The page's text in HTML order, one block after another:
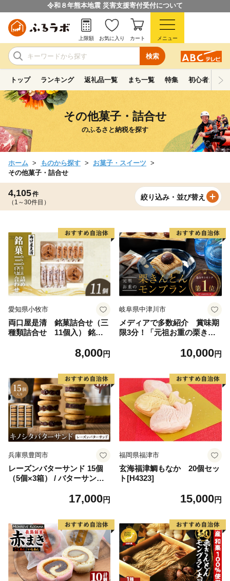
令和８年熊本地震 災害支援寄付受付について
検索
上限額 お気に入り カート メニュー
トップ ランキング 返礼品一覧 まち一覧 特集 初心者ガイド
その他菓子・詰合せ
のふるさと納税を探す
ホーム ものから探す
お菓子・スイーツ
その他菓子・詰合せ
4,105件
（1～30件目）
絞り込み・並び替え
愛知県小牧市
両口屋是清 銘菓詰合せ（三
種類詰合せ 11個入） 銘菓 3
なの路 よも山 両口屋是清 和
贈答 お土産 手土産 おやつ 常
温配送 お取り寄せ 送料無料
こしあん お祝い お礼 法事 法
要 御供 土産 贈り物 老舗 お
茶菓子
8,000円
岐阜県中津川市
メディアで多数紹介 賞味期
限3分！「元祖お重の栗きん
褒美】スイーツ 栗 モンブラ
菓子 F4N-2298
10,000円
兵庫県豊岡市
レーズンバターサンド 15個
（5個×3箱） / バターサンド
ッキー スイーツ 冷たい おし
産 洋菓子 焼き菓子 プチギフ
ト スイーツ ギフト 半歩 キノ
シタ
17,000円
福岡県福津市
玄海福津鯛もなか 20個セッ
ト[H4323]
15,000円